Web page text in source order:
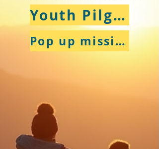
Youth Pilgrimage
Pop up mission packs.